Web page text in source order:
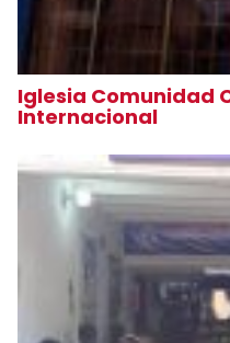
Iglesia Comunidad
Internacional